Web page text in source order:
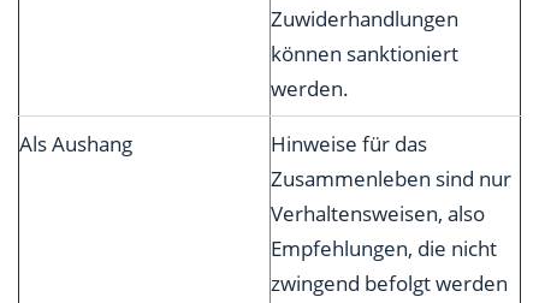
Zuwiderhandlungen
können sanktioniert
werden.
Als Aushang
Hinweise für das
Zusammenleben sind nur
Verhaltensweisen, also
Empfehlungen, die nicht
zwingend befolgt werden